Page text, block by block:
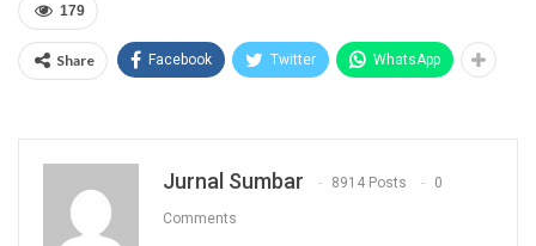
179
Share Facebook Twitter WhatsApp
Jurnal Sumbar 8914 Posts 0
Comments